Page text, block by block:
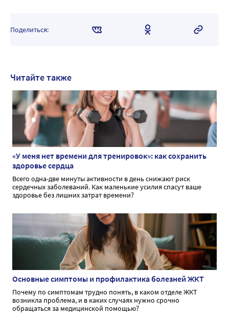
Поделиться:
Читайте также
«У меня нет времени для тренировок»: как сохранить
здоровье сердца
Всего одна-две минуты активности в день снижают риск
сердечных заболеваний. Как маленькие усилия спасут ваше
здоровье без лишних затрат времени?
Основные симптомы и профилактика болезней ЖКТ
Почему по симптомам трудно понять, в каком отделе ЖКТ
возникла проблема, и в каких случаях нужно срочно
обращаться за медицинской помощью?